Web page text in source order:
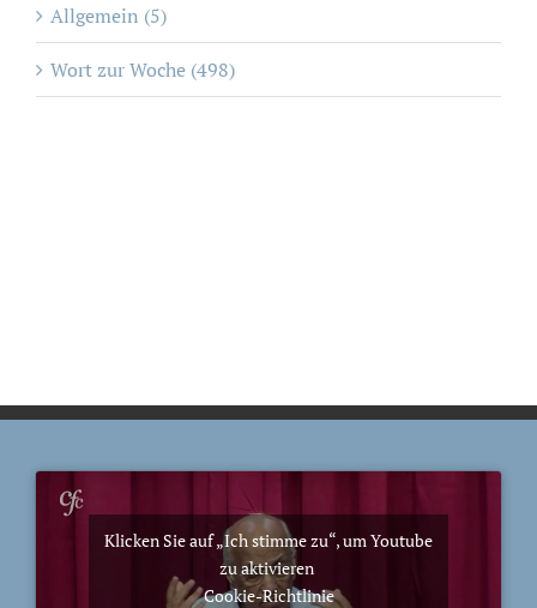
Allgemein (5)
Wort zur Woche (498)
Klicken Sie auf „Ich stimme zu“, um Youtube
zu aktivieren
Cookie-Richtlinie